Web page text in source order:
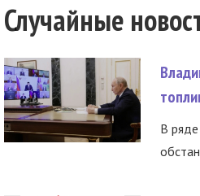
Случайные
В